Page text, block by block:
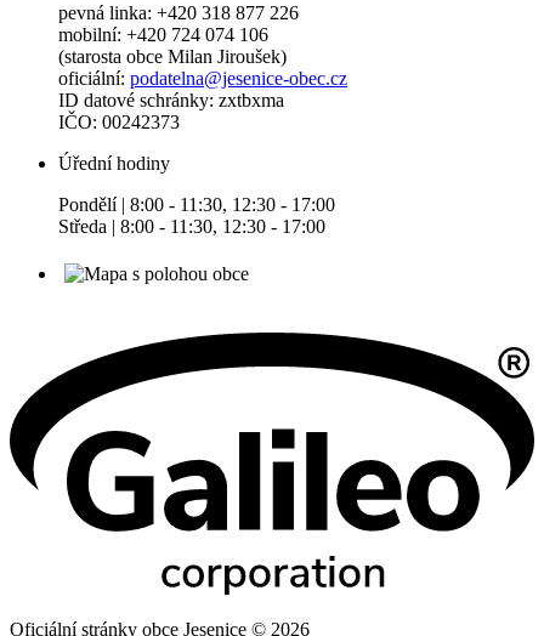
pevná linka: +420 318 877 226
mobilní: +420 724 074 106
(starosta obce Milan Jiroušek)
oficiální: podatelna@jesenice-obec.cz
ID datové schránky: zxtbxma
IČO: 00242373
Úřední hodiny
Pondělí | 8:00 - 11:30, 12:30 - 17:00
Středa | 8:00 - 11:30, 12:30 - 17:00
Oficiální stránky obce Jesenice © 2026